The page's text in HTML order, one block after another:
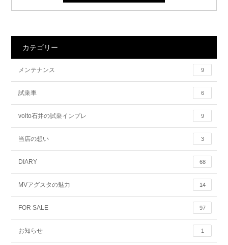
カテゴリー
メンテナンス 9
試乗車 6
volto石井の試乗インプレ 9
当店の想い 3
DIARY 68
MVアグスタの魅力 14
FOR SALE 97
お知らせ 1